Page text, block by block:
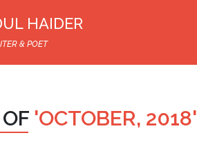
HAIDER
& POET
'OCTOBER, 2018'